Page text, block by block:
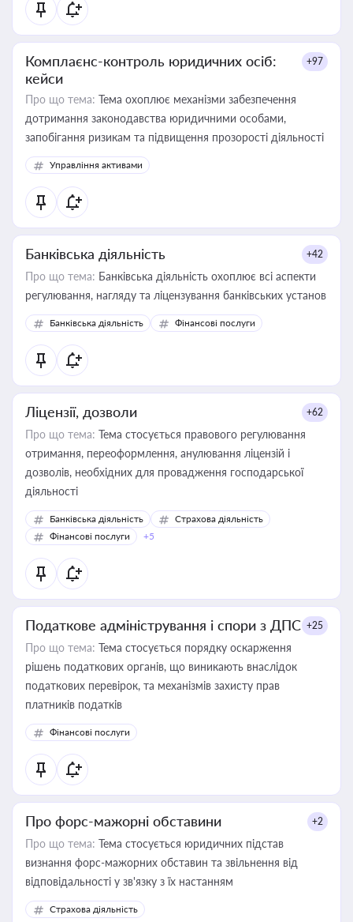
Комплаєнс-контроль юридичних осіб:
кейси
+97
Про що тема: Тема охоплює механізми забезпечення
дотримання законодавства юридичними особами,
запобігання ризикам та підвищення прозорості діяльності
Управління активами
Банківська діяльність +42
Про що тема: Банківська діяльність охоплює всі аспекти
регулювання, нагляду та ліцензування банківських установ
Банківська діяльність Фінансові послуги
Ліцензії, дозволи +62
Про що тема: Тема стосується правового регулювання
отримання, переоформлення, анулювання ліцензій і
дозволів, необхідних для провадження господарської
діяльності
Банківська діяльність
Страхова діяльність
Фінансові послуги
+5
Податкове адміністрування і спори з ДПС +25
Про що тема: Тема стосується порядку оскарження
рішень податкових органів, що виникають внаслідок
податкових перевірок, та механізмів захисту прав
платників податків
Фінансові послуги
Про форс-мажорні обставини +2
Про що тема: Тема стосується юридичних підстав
визнання форс-мажорних обставин та звільнення від
відповідальності у зв'язку з їх настанням
Страхова діяльність